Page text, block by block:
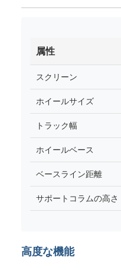
属性
スクリーン
ホイールサイズ
トラック幅
ホイールベース
ベースライン距離
サポートコラムの高さ
高度な機能